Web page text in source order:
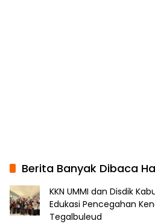
Berita Banyak Dibaca
KKN UMMI dan Disdik
Edukasi Pencegahan
Tegalbuleud